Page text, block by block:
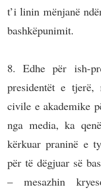
t’i linin mënjanë
bashkëpunimit.
8. Edhe për ish-
presidentët e
civile e akademike
nga media, ka
kërkuar praninë e
për të dëgjuar së
– mesazhin